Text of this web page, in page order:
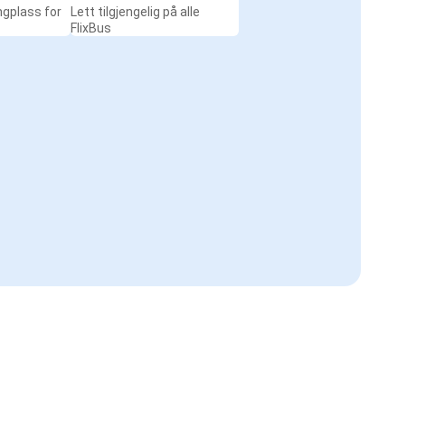
for
Lett tilgjengelig på alle
FlixBus